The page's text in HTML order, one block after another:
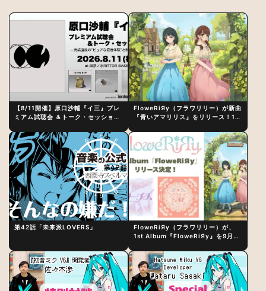
【8/11開催】原口沙輔『イ三』プレ
ミアム試聴会 ＆トーク・セッション
制作秘話
FloweRiЯy（フラワリリー）が新曲
『青いアマリリス』をリリース！1st
第42話「未来派LOVERS」
FloweRiЯy（フラワリリー）が、
1st Album『FloweRiЯy』を9月23